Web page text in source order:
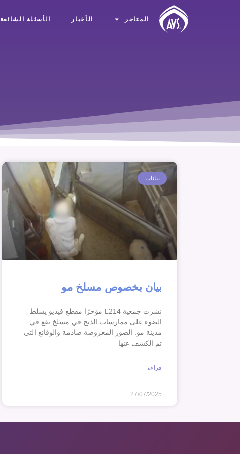
المتاجر الأخبار الأسئلة الشائعة
بيانات
بيان بخصوص مسلخ مو
نشرت جمعية L214 مؤخرًا مقطع فيديو يسلط
الضوء على ممارسات الذبح في مسلخ يقع في
مدينة مو. الصور المعروضة صادمة والوقائع التي
تم الكشف عنها
قراءة
27/07/2025